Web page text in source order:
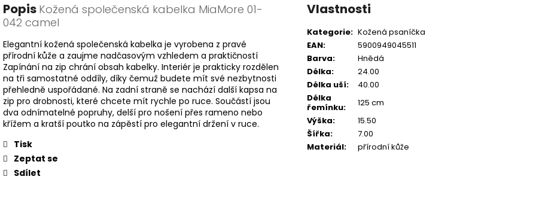
Popis Kožená společenská kabelka MiaMore 01-
042 camel
Elegantní kožená společenská kabelka je vyrobena z pravé
přírodní kůže a zaujme nadčasovým vzhledem a praktičností
Zapínání na zip chrání obsah kabelky. Interiér je prakticky rozdělen
na tři samostatné oddíly, díky čemuž budete mít své nezbytnosti
přehledně uspořádané. Na zadní straně se nachází další kapsa na
zip pro drobnosti, které chcete mít rychle po ruce. Součástí jsou
dva odnímatelné popruhy, delší pro nošení přes rameno nebo
křížem a kratší poutko na zápěstí pro elegantní držení v ruce.
Tisk
Zeptat se
Sdílet
Vlastnosti
Kategorie: Kožená psaníčka
EAN:
5900949045511
Barva:
Hnědá
Délka:
24.00
Délka uší:
40.00
Délka
řemínku:
125 cm
Výška:
15.50
Šířka:
7.00
Materiál: přírodní kůže